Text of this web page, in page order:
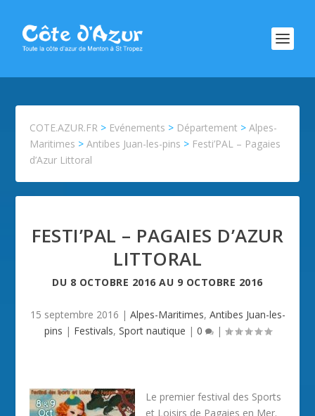
COTE.AZUR.FR > Evénements > Département >Alpes-
Maritimes >Antibes Juan-les-pins > Festi’PAL – Pagaies
d’Azur Littoral
FESTI’PAL – PAGAIES D’AZUR
LITTORAL
DU 8 OCTOBRE 2016 AU 9 OCTOBRE 2016
15 septembre 2016 | Alpes-Maritimes, Antibes Juan-les-
pins | Festivals, Sport nautique | 0 |
Le premier festival des Sports
et Loisirs de Pagaies en Mer.